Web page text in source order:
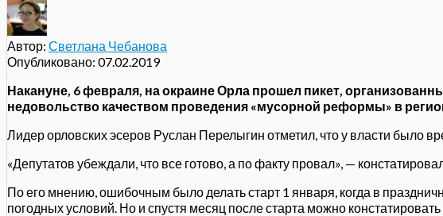
Автор: Светлана Чебанова
Опубликовано: 07.02.2019
Накануне, 6 февраля, на окраине Орла прошел пикет,
недовольство качеством проведения «мусорной реформы» в
Лидер орловских эсеров Руслан Перелыгин отметил, что у власти было
«Депутатов убеждали, что все готово, а по факту провал», —
По его мнению, ошибочным было делать старт 1 января, когда в
погодных условий. Но и спустя месяц после старта можно